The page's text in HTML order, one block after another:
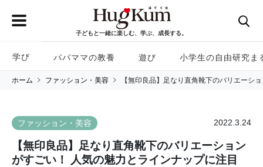
子どもと一緒に楽しむ、学ぶ、成長する。
学び パパママの教養 遊び 小学生の自由研究ま
ホーム ファッション・美容 【無印良品】足なり直角靴下のバリエーシ
ファッション・美容 2022.3.24
【無印良品】足なり直角靴下のバリエーション
がすごい！ 人気の魅力とラインナップに注目